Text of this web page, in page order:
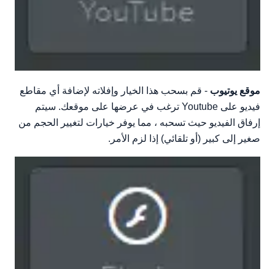
موقع يوتيوب - قم بسحب هذا الخيار وإفلاته لإضافة أي مقاطع
فيديو على Youtube ترغب في عرضها على موقعك. سيتم
إرفاق الفيديو حيث تسحبه ، مما يوفر خيارات لتغيير الحجم من
صغير إلى كبير (أو تلقائي) إذا لزم الأمر.